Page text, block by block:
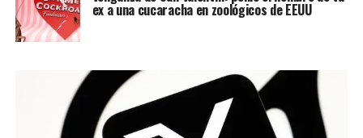
ex a una cucaracha en zoológicos de EEUU